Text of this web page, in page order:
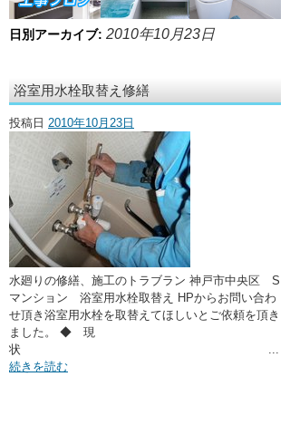
・悪臭調査
・ここに水栓がほしい
・水廻りメンテナンス
日別アーカイブ: 2010年10月23日
浴室用水栓取替え修繕
投稿日 2010年10月23日
水廻りの修繕、施工のトラブラン 神戸市中央区 S
マンション 浴室用水栓取替え HPからお問い合わ
せ頂き浴室用水栓を取替えてほしいとご依頼を頂き
ました。 ◆ 現
状 ...
続きを読む